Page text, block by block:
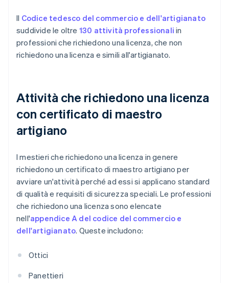
Il Codice tedesco del commercio e dell'artigianato
suddivide le oltre 130 attività professionali in
professioni che richiedono una licenza, che non
richiedono una licenza e simili all'artigianato.
Attività che richiedono una licenza
con certificato di maestro
artigiano
I mestieri che richiedono una licenza in genere
richiedono un certificato di maestro artigiano per
avviare un'attività perché ad essi si applicano standard
di qualità e requisiti di sicurezza speciali. Le professioni
che richiedono una licenza sono elencate
nell'appendice A del codice del commercio e
dell'artigianato. Queste includono:
Ottici
Panettieri